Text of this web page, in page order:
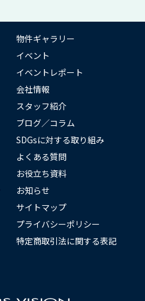
物件ギャラリー
イベント
イベントレポート
会社情報
スタッフ紹介
ブログ／コラム
SDGsに対する取り組み
よくある質問
お役立ち資料
お知らせ
サイトマップ
プライバシーポリシー
特定商取引法に関する表記